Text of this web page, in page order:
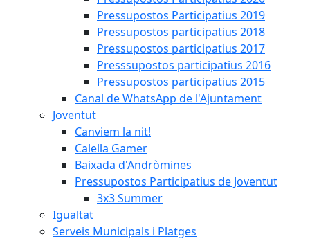
Pressupostos Participatius 2019
Pressupostos participatius 2018
Pressupostos participatius 2017
Presssupostos participatius 2016
Pressupostos participatius 2015
Canal de WhatsApp de l'Ajuntament
Joventut
Canviem la nit!
Calella Gamer
Baixada d'Andròmines
Pressupostos Participatius de Joventut
3x3 Summer
Igualtat
Serveis Municipals i Platges